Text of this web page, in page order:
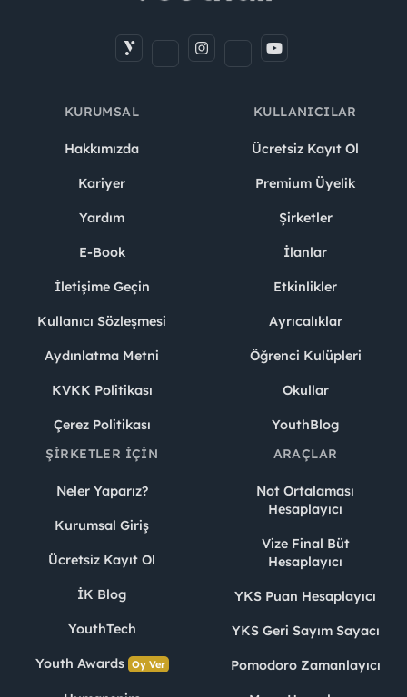
KURUMSAL
Hakkımızda
Kariyer
Yardım
E-Book
İletişime Geçin
Kullanıcı Sözleşmesi
Aydınlatma Metni
KVKK Politikası
Çerez Politikası
KULLANICILAR
Ücretsiz Kayıt Ol
Premium Üyelik
Şirketler
İlanlar
Etkinlikler
Ayrıcalıklar
Öğrenci Kulüpleri
Okullar
YouthBlog
ŞIRKETLER İÇIN
Neler Yaparız?
Kurumsal Giriş
Ücretsiz Kayıt Ol
İK Blog
YouthTech
Youth Awards Oy Ver
ARAÇLAR
Not Ortalaması
Hesaplayıcı
Vize Final Büt
Hesaplayıcı
YKS Puan Hesaplayıcı
YKS Geri Sayım Sayacı
Pomodoro Zamanlayıcı